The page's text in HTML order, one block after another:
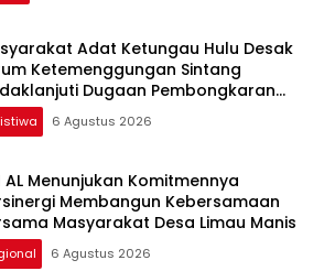
Adat Ketungau Hulu Desak
Ketemenggungan Sintang
Dugaan Pembongkaran
Adat6 Agustus 2026
AL Menunjukan Komitmennya
Membangun Kebersamaan
Masyarakat Desa Limau Manis
6 Agustus 2026